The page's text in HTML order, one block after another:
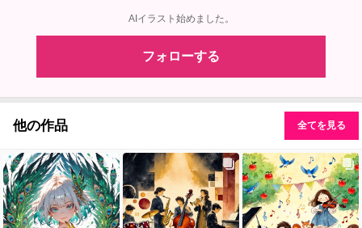
AIイラスト始めました。
フォローする
他の作品 全てを見る